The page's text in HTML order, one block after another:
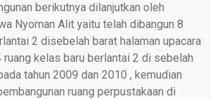
berikutnya dilanjutkan oleh
Nyoman Alit yaitu telah dibangun 8
2 disebelah barat halaman upacara
ruang kelas baru berlantai 2 di sebelah
tahun 2009 dan 2010 , kemudian
ruang perpustakaan di